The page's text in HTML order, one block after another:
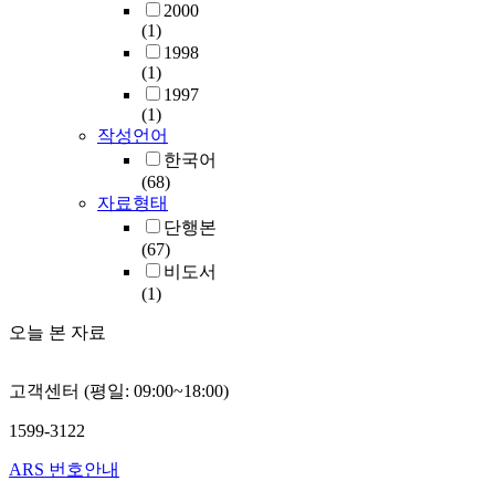
2000
(1)
1998
(1)
1997
(1)
작성언어
한국어
(68)
자료형태
단행본
(67)
비도서
(1)
오늘 본 자료
고객센터 (평일: 09:00~18:00)
1599-3122
ARS 번호안내